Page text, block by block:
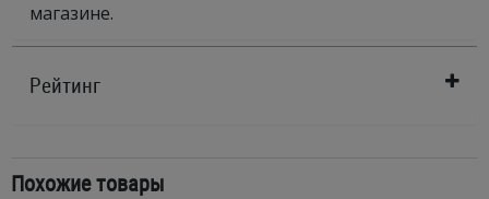
магазине.
Рейтинг
Похожие товары